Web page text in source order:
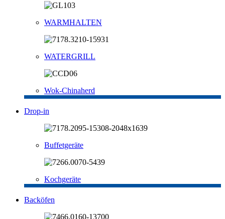
WARMHALTEN
WATERGRILL
Wok-Chinaherd
Drop-in
Buffetgeräte
Kochgeräte
Backöfen